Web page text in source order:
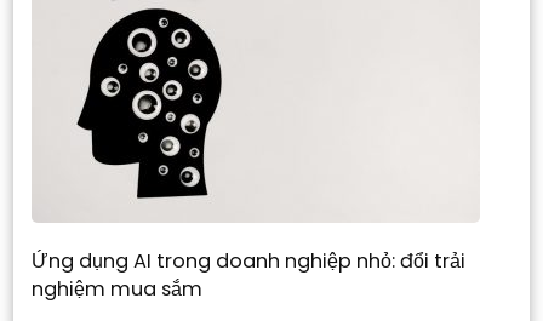
Ứng dụng AI trong doanh nghiệp nhỏ: đổi trải
nghiệm mua sắm